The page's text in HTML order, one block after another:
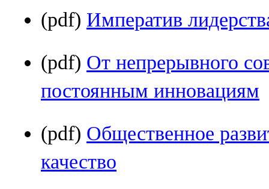
(pdf) Императив
(pdf) От непрерывного
постоянным инновациям
(pdf) Общественное
качество